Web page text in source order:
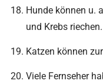
Hunde können u.
und Krebs riechen.
Katzen können
Viele Fernseher